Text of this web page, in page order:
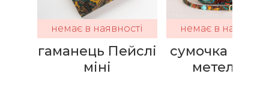
немає в наявності
гаманець Пейслі
міні
немає в
сумочка
метелики